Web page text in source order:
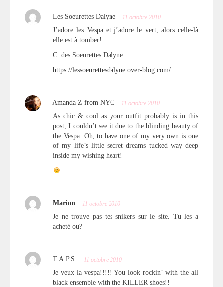
Les Soeurettes Dalyne 11 octobre 2010
J’adore les Vespa et j’adore le vert, alors celle-là
elle est à tomber!
C. des Soeurettes Dalyne
https://lessoeurettesdalyne.over-blog.com/
Amanda Z from NYC 11 octobre 2010
As chic & cool as your outfit probably is in this
post, I couldn’t see it due to the blinding beauty of
the Vespa. Oh, to have one of my very own is one
of my life’s little secret dreams tucked way deep
inside my wishing heart!
Marion 11 octobre 2010
Je ne trouve pas tes snikers sur le site. Tu les a
acheté ou?
T.A.P.S. 11 octobre 2010
Je veux la vespa!!!!! You look rockin’ with the all
black ensemble with the KILLER shoes!!